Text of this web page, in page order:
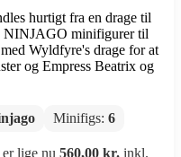
hurtigt fra en drage til
NINJAGO minifigurer til
Wyldfyre's drage for at
og Empress Beatrix og
Minifigs: 6
lige nu 560,00 kr. inkl.